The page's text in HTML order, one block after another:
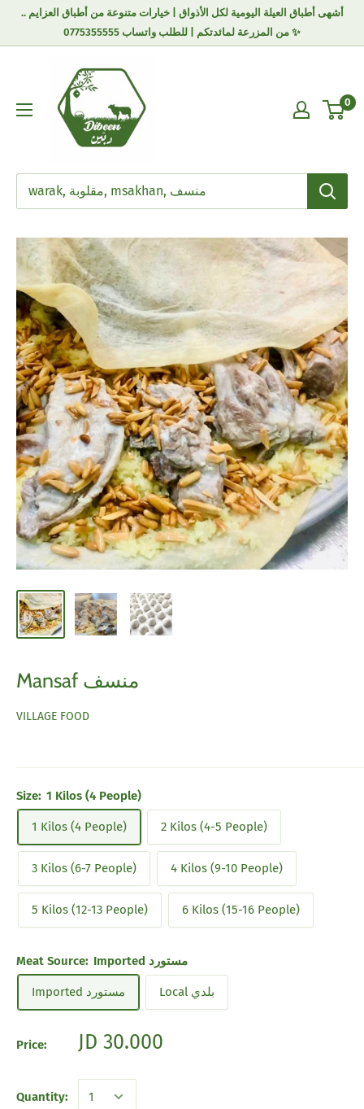
أشهى أطباق العيلة اليومية لكل الأذواق | خيارات متنوعة من أطباق العزايم ..
من المزرعة لمائدتكم | للطلب واتساب 0775355555 ✨
0
Mansaf منسف
VILLAGE FOOD
Size: 1 Kilos (4 People)
1 Kilos (4 People) 2 Kilos (4-5 People)
3 Kilos (6-7 People) 4 Kilos (9-10 People)
5 Kilos (12-13 People) 6 Kilos (15-16 People)
Meat Source: Imported مستورد
Imported مستورد Local بلدي
Price: JD 30.000
Quantity: